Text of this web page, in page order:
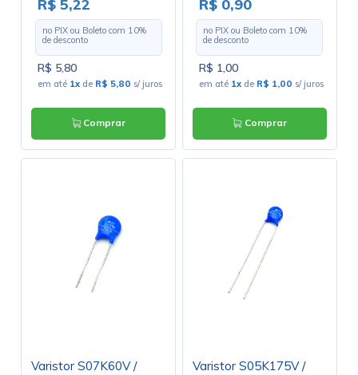
R$ 5,22
no PIX ou Boleto com 10%
de desconto
R$ 5,80
em até 1x de R$ 5,80 s/ juros
Comprar
R$ 0,90
no PIX ou Boleto com 10%
de desconto
R$ 1,00
em até 1x de R$ 1,00 s/ juros
Comprar
Varistor S07K60V /
Varistor S05K175V /